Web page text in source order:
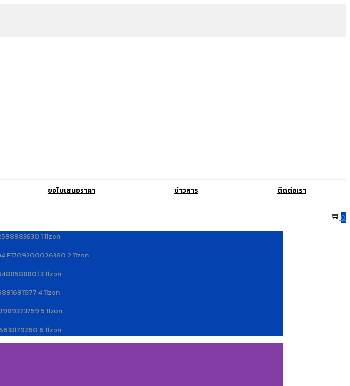
ขอใบเสนอราคา ข่าวสาร ติดต่อเรา
0